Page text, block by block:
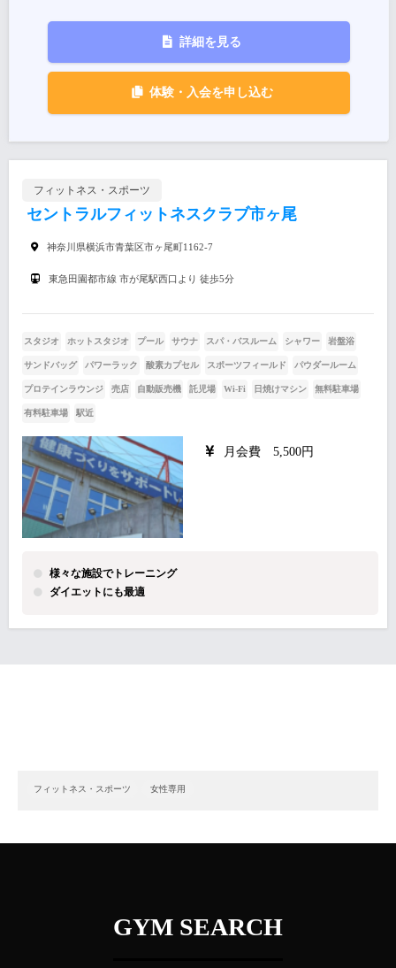
詳細を見る
体験・入会を申し込む
フィットネス・スポーツ
セントラルフィットネスクラブ市ヶ尾
神奈川県横浜市青葉区市ヶ尾町1162-7
東急田園都市線 市が尾駅西口より 徒歩5分
スタジオ ホットスタジオ プール サウナ スパ・バスルーム シャワー 岩盤浴
サンドバッグ パワーラック 酸素カプセル スポーツフィールド パウダールーム
プロテインラウンジ 売店 自動販売機 託児場 Wi-Fi 日焼けマシン 無料駐車場
有料駐車場 駅近
月会費 5,500円
様々な施設でトレーニング
ダイエットにも最適
フィットネス・スポーツ 女性専用
GYM SEARCH